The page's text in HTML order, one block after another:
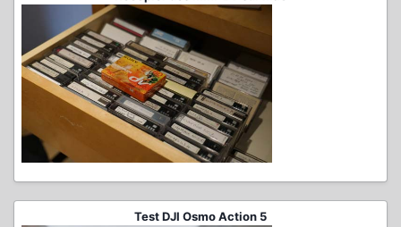
Test DJI Osmo Action 5